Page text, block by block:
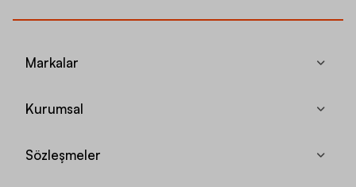
Markalar
Kurumsal
Sözleşmeler